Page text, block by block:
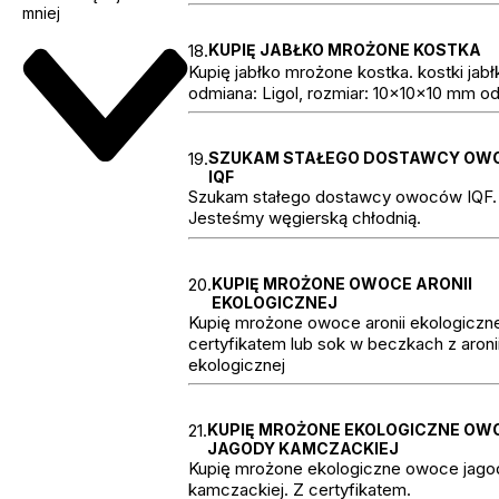
mniej
18.KUPIĘ JABŁKO MROŻONE KOSTKA
Kupię jabłko mrożone kostka. kostki
odmiana: Ligol, rozmiar: 10x10x10 mm
19.SZUKAM STAŁEGO DOSTAWCY
IQF
Szukam stałego dostawcy owoców IQF.
Jesteśmy węgierską chłodnią.
20.KUPIĘ MROŻONE OWOCE ARONII
EKOLOGICZNEJ
Kupię mrożone owoce aronii
certyfikatem lub sok w beczkach z
ekologicznej
21.KUPIĘ MROŻONE EKOLOGICZNE
JAGODY KAMCZACKIEJ
Kupię mrożone ekologiczne owoce
kamczackiej. Z certyfikatem.